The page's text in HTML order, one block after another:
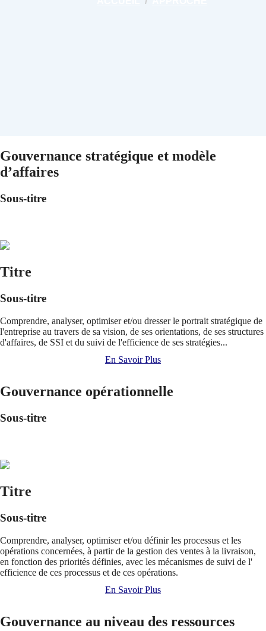
Gouvernance stratégique et modèle
d’affaires
Sous-titre
Titre
Sous-titre
Comprendre, analyser, optimiser et/ou dresser le portrait stratégique de
l'entreprise au travers de sa vision, de ses orientations, de ses structures
d'affaires, de SSI et du suivi de l'efficience de ses stratégies...
En Savoir Plus
Gouvernance opérationnelle
Sous-titre
Titre
Sous-titre
Comprendre, analyser, optimiser et/ou définir les processus et les
opérations concernées, à partir de la gestion des ventes à la livraison,
en fonction des priorités définies, avec les mécanismes de suivi de l'
efficience de ces processus et de ces opérations.
En Savoir Plus
Gouvernance au niveau des ressources